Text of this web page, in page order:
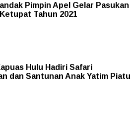
Pimpin Apel Gelar Pasukan
Tahun 2021
Hulu Hadiri Safari
dan Santunan Anak Yatim Piatu